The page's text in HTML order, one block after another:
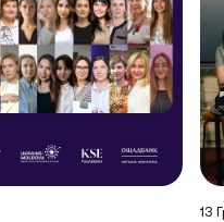
13